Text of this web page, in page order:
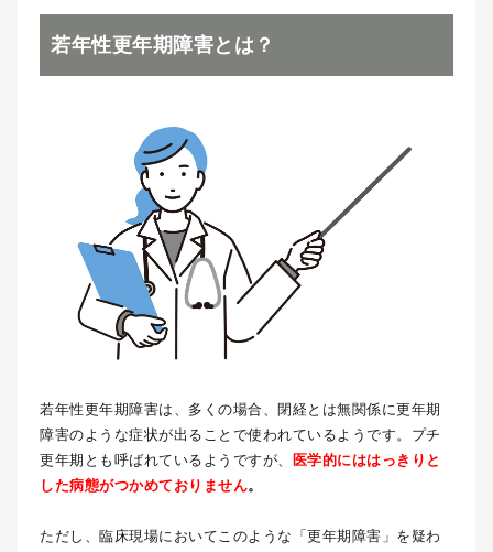
若年性更年期障害とは？
若年性更年期障害は、多くの場合、閉経とは無関係に更年期
障害のような症状が出ることで使われているようです。プチ
更年期とも呼ばれているようですが、
医学的にははっきりと
した病態がつかめておりません。
ただし、臨床現場においてこのような「更年期障害」を疑わ